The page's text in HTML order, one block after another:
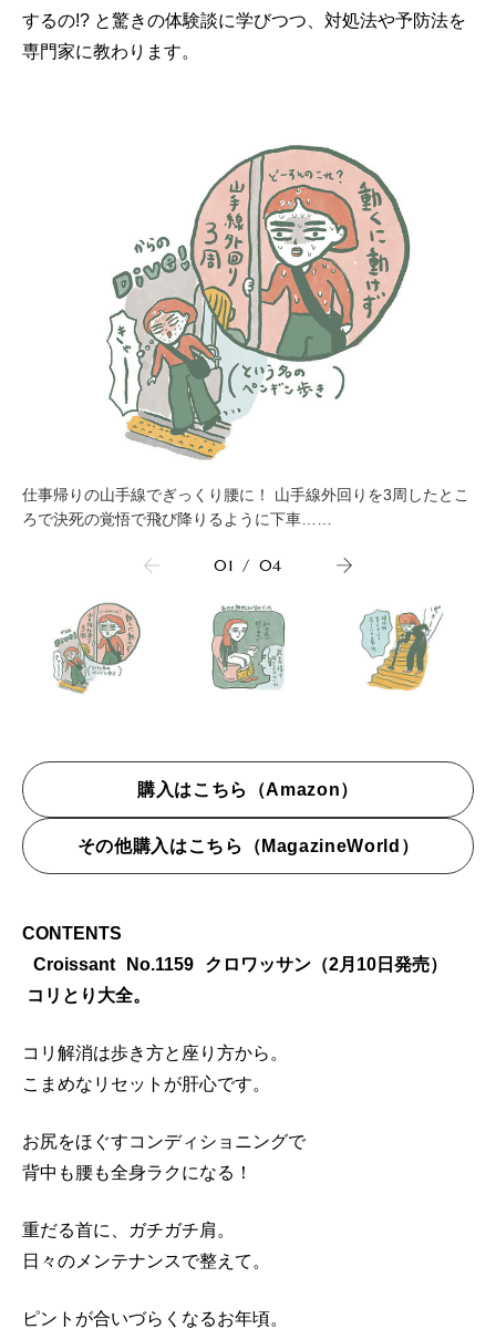
するの!? と驚きの体験談に学びつつ、対処法や予防法を
専門家に教わります。
仕事帰りの山手線でぎっくり腰に！ 山手線外回りを3周したとこ
ろで決死の覚悟で飛び降りるように下車……
01 / 04
購入はこちら（Amazon）
その他購入はこちら（MagazineWorld）
CONTENTS
Croissant No.1159 クロワッサン（2月10日発売）
コリとり大全。
コリ解消は歩き方と座り方から。
こまめなリセットが肝心です。
お尻をほぐすコンディショニングで
背中も腰も全身ラクになる！
重だる首に、ガチガチ肩。
日々のメンテナンスで整えて。
ピントが合いづらくなるお年頃。